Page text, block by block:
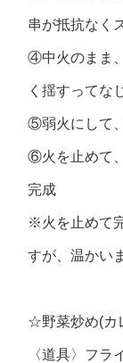
串が抵抗なく
④中火のまま
く揺すってな
⑤弱火にして
⑥火を止めて
完成
※火を止めて
すが、温かい
☆野菜炒め(カ
〈道具〉フ